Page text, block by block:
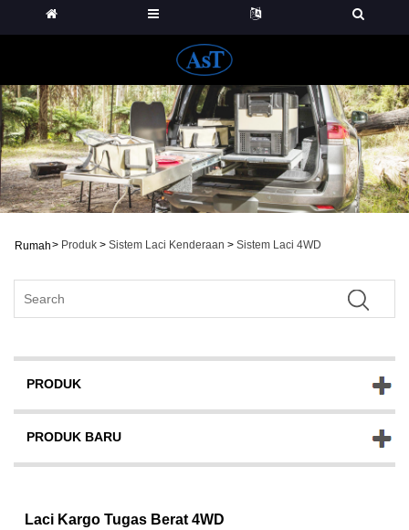
Rumah> Produk > Sistem Laci Kenderaan > Sistem Laci 4WD
PRODUK
PRODUK BARU
Laci Kargo Tugas Berat 4WD